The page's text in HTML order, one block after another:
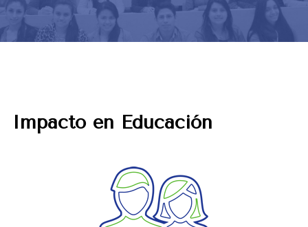
Impacto en Educación